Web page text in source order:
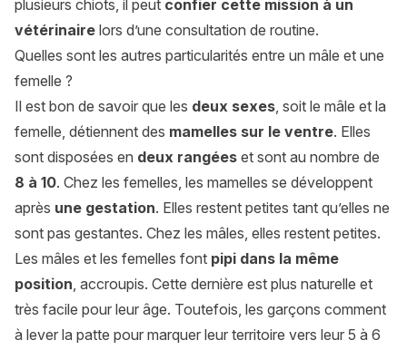
plusieurs chiots, il peut confier cette mission à un
vétérinaire lors d’une consultation de routine.
Quelles sont les autres particularités entre un mâle et une
femelle ?
Il est bon de savoir que les deux sexes, soit le mâle et la
femelle, détiennent des mamelles sur le ventre. Elles
sont disposées en deux rangées et sont au nombre de
8 à 10. Chez les femelles, les mamelles se développent
après une gestation. Elles restent petites tant qu’elles ne
sont pas gestantes. Chez les mâles, elles restent petites.
Les mâles et les femelles font pipi dans la même
position, accroupis. Cette dernière est plus naturelle et
très facile pour leur âge. Toutefois, les garçons comment
à lever la patte pour marquer leur territoire vers leur 5 à 6